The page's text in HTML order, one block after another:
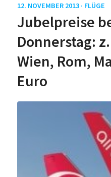
12. NOVEMBER 2013 · FLÜGE
Jubelpreise
Donnerstag:
Wien, Rom,
Euro